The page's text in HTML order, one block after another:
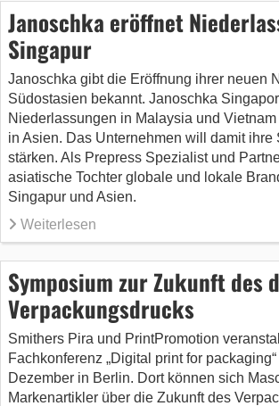
Janoschka eröffnet
Singapur
Janoschka gibt die Eröffnung ihrer neuen
Südostasien bekannt. Janoschka
Niederlassungen in Malaysia und Vietnam
in Asien. Das Unternehmen will damit ihre
stärken. Als Prepress Spezialist und
asiatische Tochter globale und lokale
Singapur und Asien.
Weiterlesen
Symposium zur Zukunft des
Verpackungsdrucks
Smithers Pira und PrintPromotion
Fachkonferenz „Digital print for
Dezember in Berlin. Dort können sich
Markenartikler über die Zukunft des